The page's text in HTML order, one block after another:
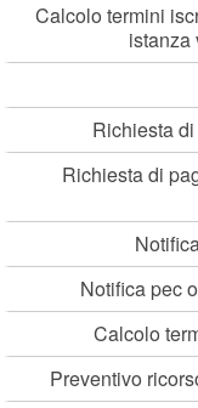
Calcolo termini
istanza
Richiesta
Richiesta di
Notifica pec
Calcolo
Preventivo